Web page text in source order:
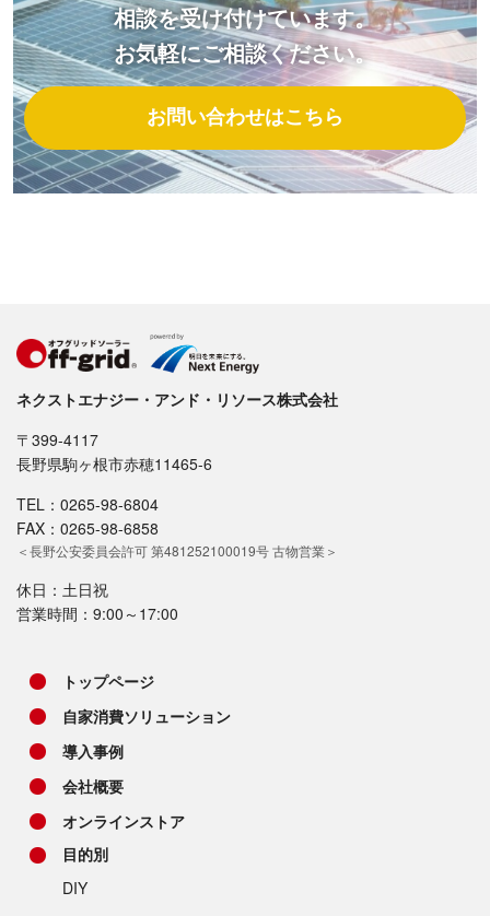
相談を受け付けています。
お気軽にご相談ください。
お問い合わせはこちら
ネクストエナジー・アンド・リソース株式会社
〒399-4117
長野県駒ヶ根市赤穂11465-6
TEL：0265-98-6804
FAX：0265-98-6858
＜長野公安委員会許可 第481252100019号 古物営業＞
休日：土日祝
営業時間：9:00～17:00
トップページ
自家消費ソリューション
導入事例
会社概要
オンラインストア
目的別
DIY